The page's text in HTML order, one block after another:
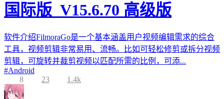
国际版_V15.6.70 高级版
软件介绍FilmoraGo是一个基本涵盖用户视频编辑需求的综合
工具，视频剪辑非常易用、流畅。比如可轻松修剪或拆分视频
剪辑，可旋转并裁剪视频以匹配所需的比例，可添...
#Android
8
23 1.4k